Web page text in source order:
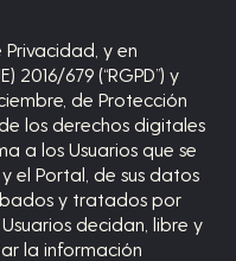
y en
679 (“RGPD”) y
de Protección
los derechos digitales
a los Usuarios que se
el Portal, de sus datos
y tratados por
decidan, libre y
la información